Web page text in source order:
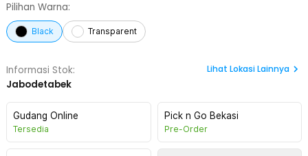
Pilihan Warna:
Black Transparent
Informasi Stok:
Jabodetabek
Lihat Lokasi Lainnya
Gudang Online
Tersedia
Pick n Go Bekasi
Pre-Order